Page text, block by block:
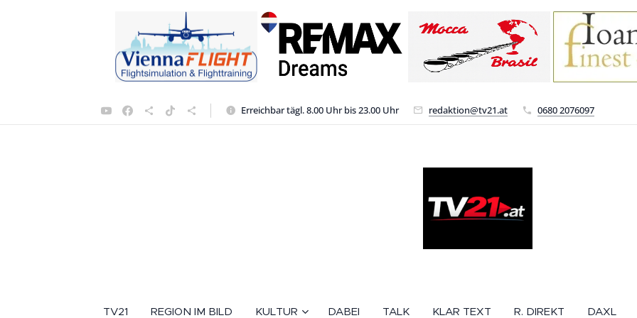
Erreichbar tägl. 8.00 Uhr bis 23.00 Uhr redaktion@tv21.at 0680 2076097
TV21 REGION IM BILD KULTUR DABEI TALK KLAR TEXT R. DIREKT DAXL